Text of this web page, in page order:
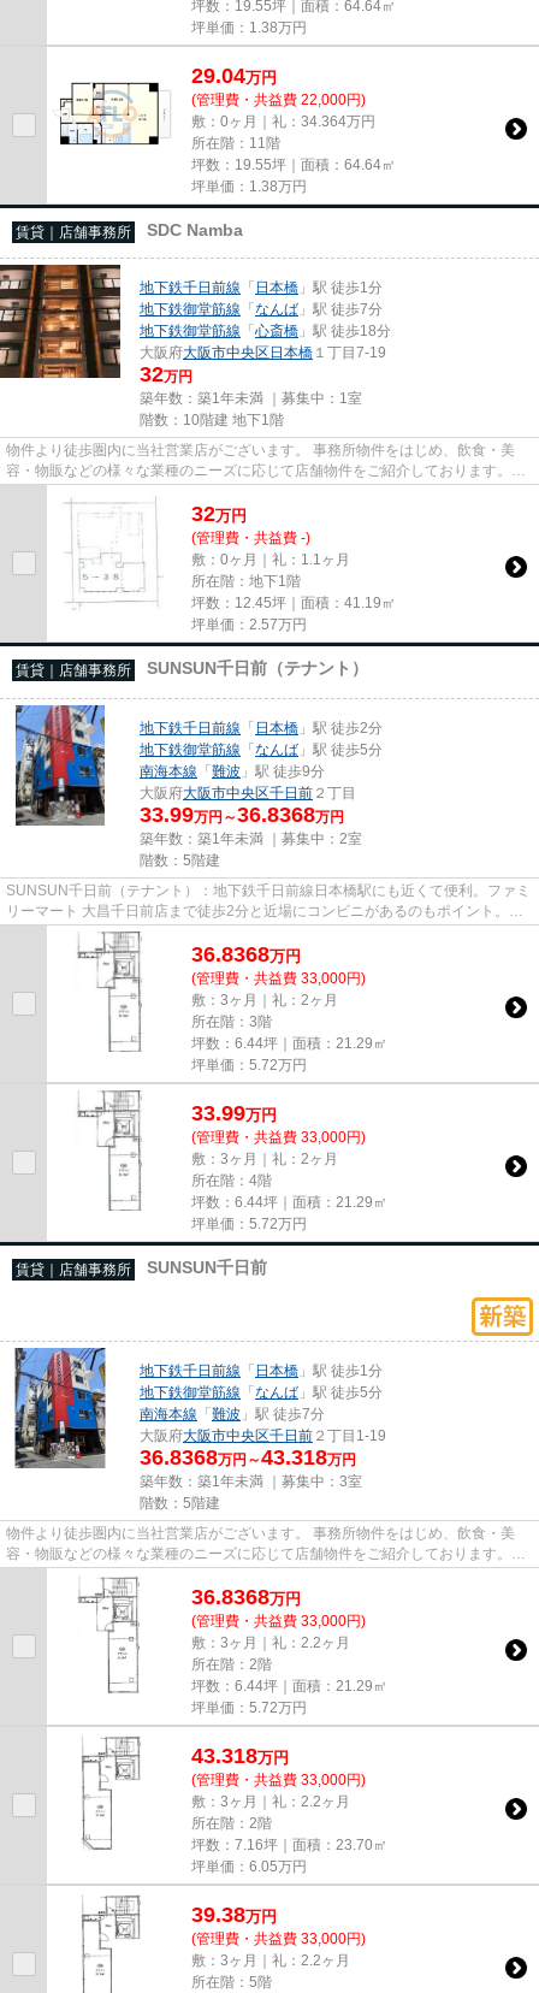
坪数：19.55坪｜面積：64.64㎡
坪単価： 1.38万円
29.04万円
(管理費・共益費 22,000円)
敷：0ヶ月｜礼：34.364万円
所在階：11階
坪数：19.55坪｜面積：64.64㎡
坪単価： 1.38万円
賃貸｜店舗事務所 SDC Namba
地下鉄千日前線 「 日本橋 」駅 徒歩1分
地下鉄御堂筋線 「なんば 」駅 徒歩7分
地下鉄御堂筋線 「心斎橋 」駅 徒歩18分
大阪府大阪市中央区日本橋 １丁目7-19
32万円
築年数：築1年未満 ｜募集中： 1室
階数：10階建 地下1階
物件より徒歩圏内に当社営業店がございます。 事務所物件をはじめ、飲食・美
容・物販などの様々な業種のニーズに応じて店舗物件をご紹介しております。
尚、弊社ではおとり広告は一切...
32万円
(管理費・共益費 -)
敷：0ヶ月｜礼：1.1ヶ月
所在階：地下1階
坪数：12.45坪｜面積：41.19㎡
坪単価： 2.57万円
賃貸｜店舗事務所 SUNSUN千日前（テナント）
地下鉄千日前線 「 日本橋 」駅 徒歩2分
地下鉄御堂筋線 「なんば 」駅 徒歩5分
南海本線 「難波 」駅 徒歩9分
大阪府大阪市中央区千日前 ２丁目
33.99万円～36.8368万円
築年数：築1年未満 ｜募集中： 2室
階数：5階建
SUNSUN千日前（テナント）：地下鉄千日前線日本橋駅にも近くて便利。ファミ
リーマート 大昌千日前店まで徒歩2分と近場にコンビニがあるのもポイント。こ
ちらの物件にはエレベーターが...
36.8368万円
(管理費・共益費 33,000円)
敷：3ヶ月｜礼：2ヶ月
所在階：3階
坪数：6.44坪｜面積：21.29㎡
坪単価： 5.72万円
33.99万円
(管理費・共益費 33,000円)
敷：3ヶ月｜礼：2ヶ月
所在階：4階
坪数：6.44坪｜面積：21.29㎡
坪単価： 5.72万円
賃貸｜店舗事務所 SUNSUN千日前
地下鉄千日前線 「 日本橋 」駅 徒歩1分
地下鉄御堂筋線 「なんば 」駅 徒歩5分
南海本線 「難波 」駅 徒歩7分
大阪府大阪市中央区千日前 ２丁目1-19
36.8368万円～43.318万円
築年数：築1年未満 ｜募集中： 3室
階数：5階建
物件より徒歩圏内に当社営業店がございます。 事務所物件をはじめ、飲食・美
容・物販などの様々な業種のニーズに応じて店舗物件をご紹介しております。
尚、弊社ではおとり広告は一切...
36.8368万円
(管理費・共益費 33,000円)
敷：3ヶ月｜礼：2.2ヶ月
所在階：2階
坪数：6.44坪｜面積：21.29㎡
坪単価： 5.72万円
43.318万円
(管理費・共益費 33,000円)
敷：3ヶ月｜礼：2.2ヶ月
所在階：2階
坪数：7.16坪｜面積：23.70㎡
坪単価： 6.05万円
39.38万円
(管理費・共益費 33,000円)
敷：3ヶ月｜礼：2.2ヶ月
所在階：5階